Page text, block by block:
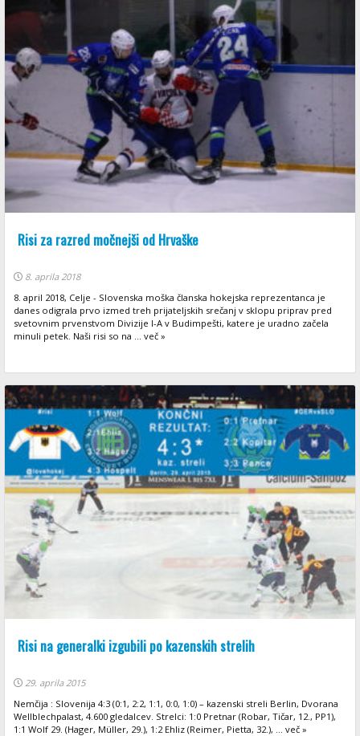
Risi za razred močnejši od Hrvaške
8. aprila 2018
8. april 2018, Celje - Slovenska moška članska hokejska reprezentanca je
danes odigrala prvo izmed treh prijateljskih srečanj v sklopu priprav pred
svetovnim prvenstvom Divizije I-A v Budimpešti, katere je uradno začela
minuli petek. Naši risi so na ... več »
Risi na generalki izgubili po kazenskih strelih
29. aprila 2015
Nemčija : Slovenija 4:3 (0:1, 2:2, 1:1, 0:0, 1:0) – kazenski streli Berlin, Dvorana
Wellblechpalast, 4.600 gledalcev. Strelci: 1:0 Pretnar (Robar, Tičar, 12., PP1),
1:1 Wolf 29. (Hager, Müller, 29.), 1:2 Ehliz (Reimer, Pietta, 32.), ... več »